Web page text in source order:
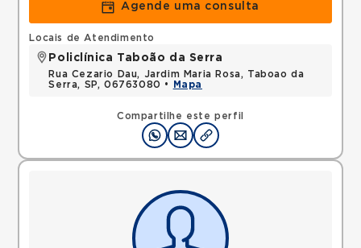
Agende uma consulta
Compartilhe este perfil
Locais de Atendimento
Policlínica Taboão da Serra
Rua Cezario Dau, Jardim Maria Rosa, Taboao da
Serra, SP, 06763080 •
Mapa